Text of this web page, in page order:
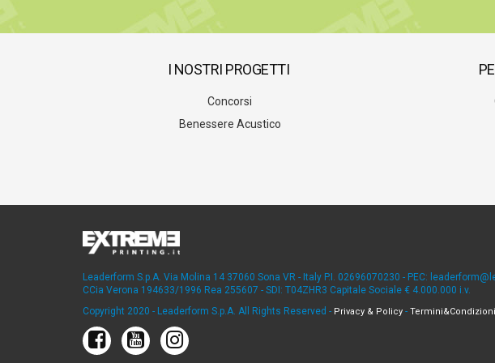
I NOSTRI PROGETTI
Concorsi
Benessere Acustico
Leaderform S.p.A. Via Molina 14 37060 Sona VR - Italy P.I. 02696070230 - PEC:
CCia Verona 194633/1996 Rea 255607 - SDI: T04ZHR3 Capitale Sociale € 4.000.000 i.v.
Copyright 2020 - Leaderform S.p.A. All Rights Reserved - Privacy & Policy - Termini&Condizioni